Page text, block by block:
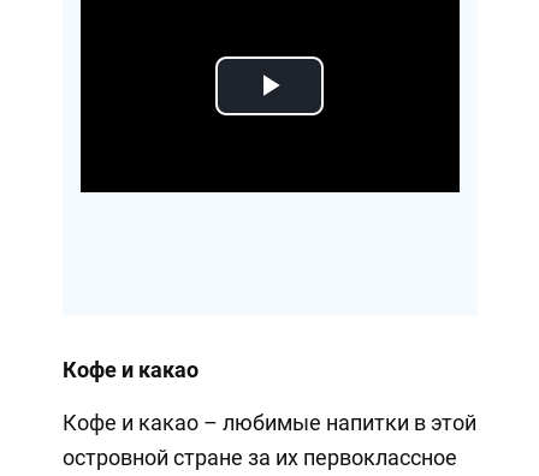
Play
Кофе и какао
Кофе и какао – любимые напитки в этой
островной стране за их первоклассное